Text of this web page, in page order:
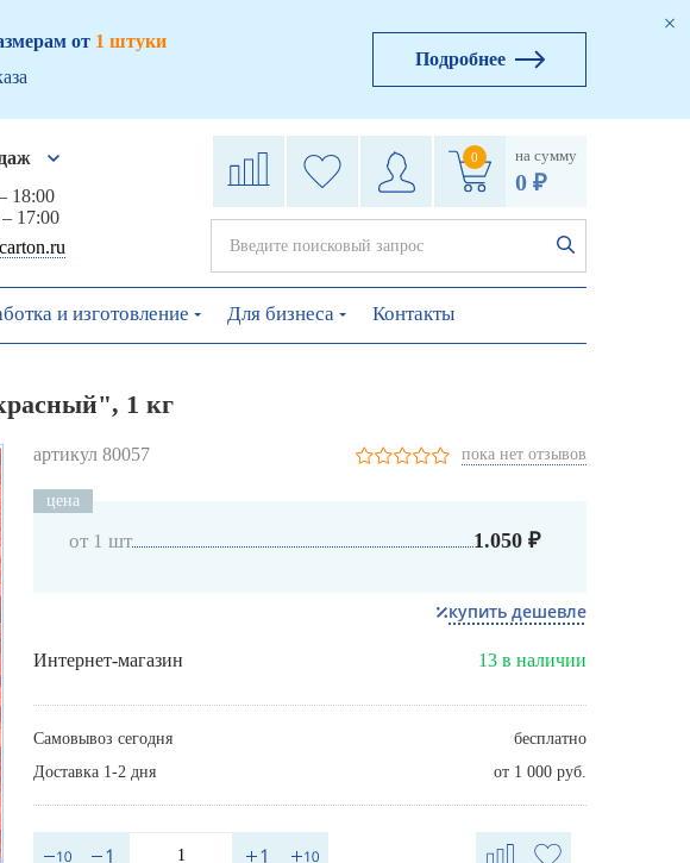
от 1 штуки
Подробнее
18:00
17:00
0 на сумму
0 ₽
и изготовление Для бизнеса Контакты
1 кг
артикул 80057 пока нет отзывов
цена
от 1 шт 1.050 ₽
купить дешевле
Интернет-магазин 13 в наличии
Самовывоз сегодня
бесплатно
Доставка 1-2 дня
от 1 000 руб.